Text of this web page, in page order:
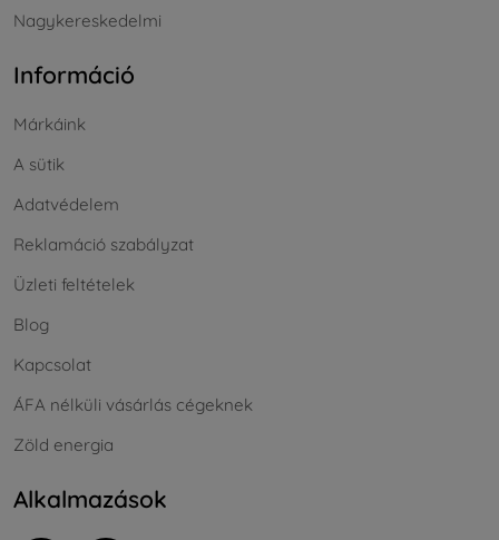
Nagykereskedelmi
Információ
Márkáink
A sütik
Adatvédelem
Reklamáció szabályzat
Üzleti feltételek
Blog
Kapcsolat
ÁFA nélküli vásárlás cégeknek
Zöld energia
Alkalmazások